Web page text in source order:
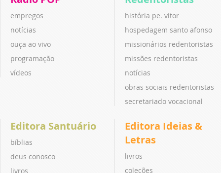
empregos
notícias
ouça ao vivo
programação
vídeos
história pe. vitor
hospedagem santo afonso
missionários redentoristas
missões redentoristas
notícias
obras sociais redentoristas
secretariado vocacional
Editora Santuário
bíblias
deus conosco
livros
Editora Ideias &
Letras
livros
coleções